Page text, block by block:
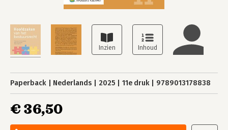
Paperback Nederlands 2025 11e druk 9789013178838
€ 36,50